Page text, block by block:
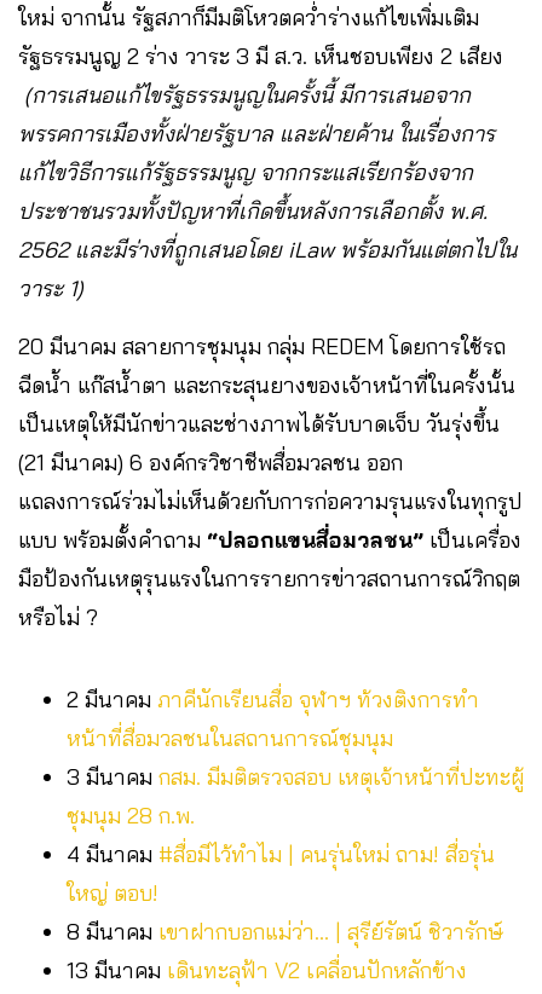
ใหม่ จากนั้น รัฐสภาก็มีมติโหวตคว่ำร่างแก้ไขเพิ่มเติม
รัฐธรรมนูญ 2 ร่าง วาระ 3 มี ส.ว. เห็นชอบเพียง 2 เสียง
(การเสนอแก้ไขรัฐธรรมนูญในครั้งนี้ มีการเสนอจาก
พรรคการเมืองทั้งฝ่ายรัฐบาล และฝ่ายค้าน ในเรื่องการ
แก้ไขวิธีการแก้รัฐธรรมนูญ จากกระแสเรียกร้องจาก
ประชาชนรวมทั้งปัญหาที่เกิดขึ้นหลังการเลือกตั้ง พ.ศ.
2562 และมีร่างที่ถูกเสนอโดย iLaw พร้อมกันแต่ตกไปใน
วาระ 1)
20 มีนาคม สลายการชุมนุม กลุ่ม REDEM โดยการใช้รถ
ฉีดน้ำ แก๊สน้ำตา และกระสุนยางของเจ้าหน้าที่ในครั้งนั้น
เป็นเหตุให้มีนักข่าวและช่างภาพได้รับบาดเจ็บ วันรุ่งขึ้น
(21 มีนาคม) 6 องค์กรวิชาชีพสื่อมวลชน ออก
แถลงการณ์ร่วมไม่เห็นด้วยกับการก่อความรุนแรงในทุกรูป
แบบ พร้อมตั้งคำถาม “ปลอกแขนสื่อมวลชน” เป็นเครื่อง
มือป้องกันเหตุรุนแรงในการรายการข่าวสถานการณ์วิกฤต
หรือไม่ ?
2 มีนาคม ภาคีนักเรียนสื่อ จุฬาฯ ท้วงติงการทำ
หน้าที่สื่อมวลชนในสถานการณ์ชุมนุม
3 มีนาคม กสม. มีมติตรวจสอบ เหตุเจ้าหน้าที่ปะทะผู้
ชุมนุม 28 ก.พ.
4 มีนาคม #สื่อมีไว้ทำไม | คนรุ่นใหม่ ถาม! สื่อรุ่น
ใหญ่ ตอบ!
8 มีนาคม เขาฝากบอกแม่ว่า… | สุรีย์รัตน์ ชิวารักษ์
13 มีนาคม เดินทะลุฟ้า V2 เคลื่อนปักหลักข้าง